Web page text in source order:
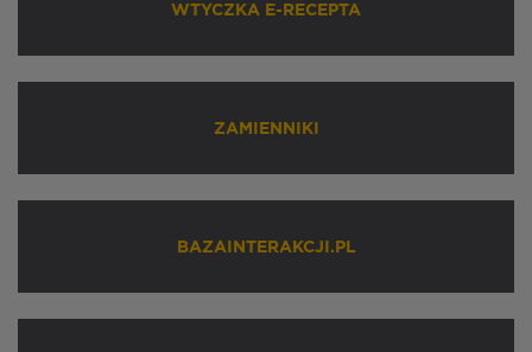
WTYCZKA E-RECEPTA
ZAMIENNIKI
BAZAINTERAKCJI.PL